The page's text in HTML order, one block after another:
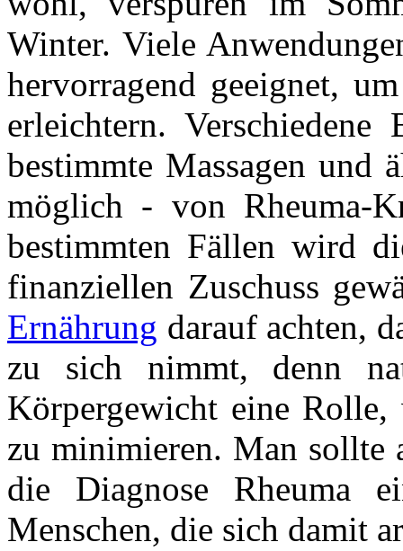
Winter. Viele
hervorragend geeignet,
erleichtern. Verschiedene
bestimmte Massagen und
möglich - von Rheuma-
bestimmten Fällen wird
finanziellen Zuschuss
Ernährung darauf achten,
zu sich nimmt, denn
Körpergewicht eine Rolle,
zu minimieren. Man sollte
die Diagnose Rheuma
Menschen, die sich damit